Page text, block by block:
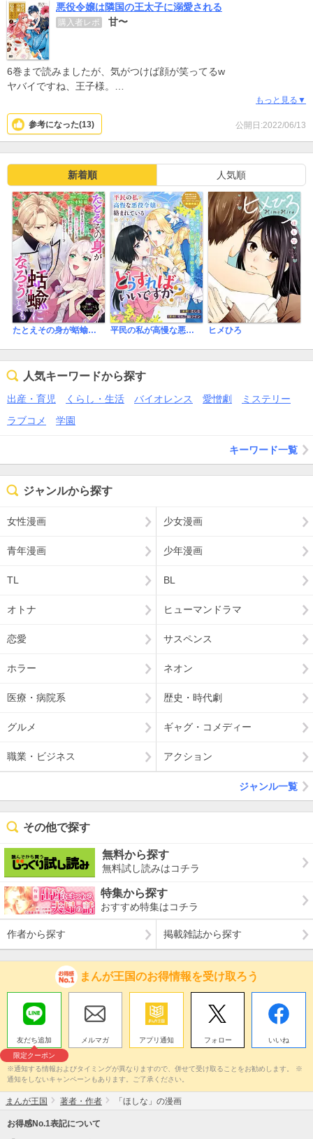
悪役令嬢は隣国の王太子に溺愛される
購入者レポ 甘〜
6巻まで読みましたが、気がつけば顔が笑ってる‪w
ヤバイですね、王子様。
続き読みます！
もっと見る▼
公開日:2022/06/13
参考になった(13)
新着順 人気順
たとえその身が蛞蝓になろうとも 平民の私が高慢な悪役令嬢に絡まれているのですが、どうすればいいですか？ ヒメひろ
人気キーワードから探す
出産・育児 くらし・生活 バイオレンス 愛憎劇
ミステリー
ラブコメ
学園
キーワード一覧
ジャンルから探す
女性漫画 少女漫画
青年漫画 少年漫画
TL BL
オトナ ヒューマンドラマ
恋愛 サスペンス
ホラー ネオン
医療・病院系 歴史・時代劇
グルメ ギャグ・コメディー
職業・ビジネス アクション
ジャンル一覧
その他で探す
無料から探す
無料試し読みはコチラ
特集から探す
おすすめ特集はコチラ
作者から探す 掲載雑誌から探す
まんが王国のお得情報を受け取ろう
友だち追加
限定クーポン
メルマガ アプリ通知 フォロー いいね
※通知する情報およびタイミングが異なりますので、併せて受け取ることをお勧めします。 ※
通知をしないキャンペーンもあります。ご了承ください。
まんが王国 著者・作者 「ほしな」の漫画
お得感No.1表記について